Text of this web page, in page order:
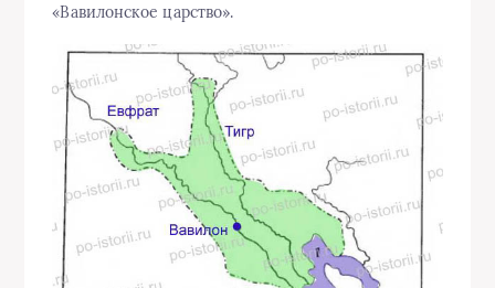
«Вавилонское царство».